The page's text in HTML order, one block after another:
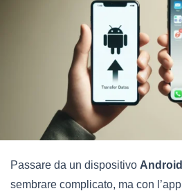
Passare da un dispositivo Android
sembrare complicato, ma con l’app